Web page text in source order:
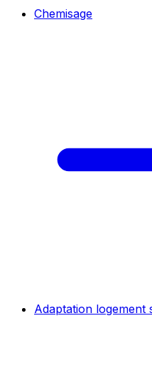
Chemisage
Adaptation logement